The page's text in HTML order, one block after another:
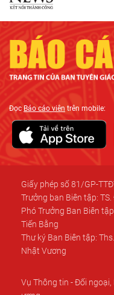
ĐọcBáo cáo viên trên mobile:
Giấy phép số 81/GP-
Trưởng ban Biên tập:
Phó Trưởng Ban Biên
Tiến Bằng
Thư ký Ban Biên tập:
Nhật Vương
Vụ Thông tin - Đối ngoại,